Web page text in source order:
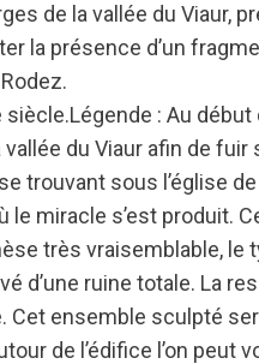
de la vallée du Viaur,
la présence d’un
: Au début
du Viaur afin de
sous l’église
le miracle s’est
très vraisemblable, le
d’une ruine totale. La
ensemble sculpté
de l’édifice l’on peut